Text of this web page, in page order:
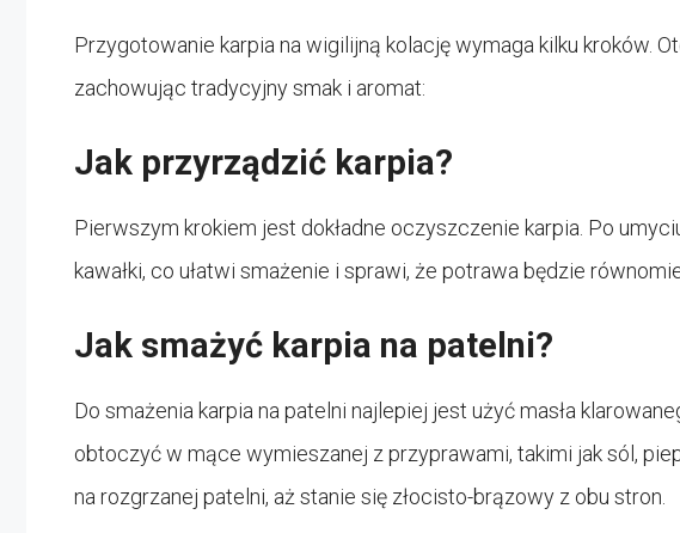
Przygotowanie karpia na wigilijną kolację wymaga kilku kroków.
zachowując tradycyjny smak i aromat:
Jak przyrządzić karpia?
Pierwszym krokiem jest dokładne oczyszczenie karpia. Po
kawałki, co ułatwi smażenie i sprawi, że potrawa będzie
Jak smażyć karpia na patelni?
Do smażenia karpia na patelni najlepiej jest użyć masła
obtoczyć w mące wymieszanej z przyprawami, takimi jak sól,
na rozgrzanej patelni, aż stanie się złocisto-brązowy z obu stron.